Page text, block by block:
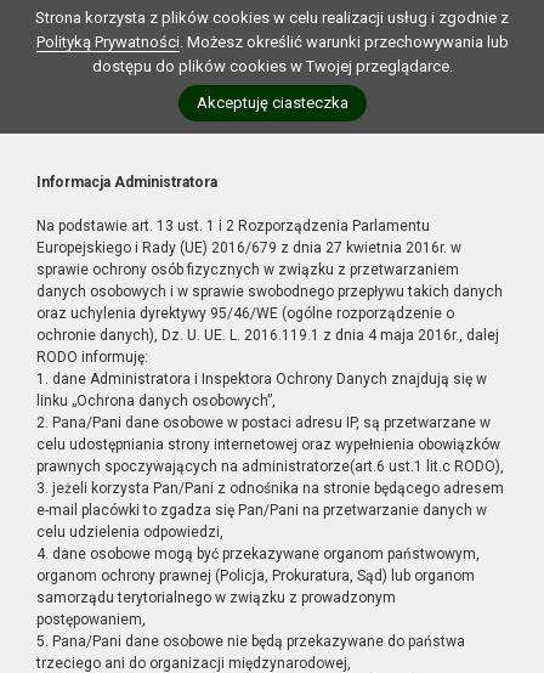
Strona korzysta z plików cookies w celu realizacji usług i zgodnie z
Polityką Prywatności. Możesz określić warunki przechowywania lub
dostępu do plików cookies w Twojej przeglądarce.
Akceptuję ciasteczka
Informacja Administratora
Na podstawie art. 13 ust. 1 i 2 Rozporządzenia Parlamentu
Europejskiego i Rady (UE) 2016/679 z dnia 27 kwietnia 2016r. w
sprawie ochrony osób fizycznych w związku z przetwarzaniem
danych osobowych i w sprawie swobodnego przepływu takich danych
oraz uchylenia dyrektywy 95/46/WE (ogólne rozporządzenie o
ochronie danych), Dz. U. UE. L. 2016.119.1 z dnia 4 maja 2016r., dalej
RODO informuję:
1. dane Administratora i Inspektora Ochrony Danych znajdują się w
linku „Ochrona danych osobowych”,
2. Pana/Pani dane osobowe w postaci adresu IP, są przetwarzane w
celu udostępniania strony internetowej oraz wypełnienia obowiązków
prawnych spoczywających na administratorze(art.6 ust.1 lit.c RODO),
3. jeżeli korzysta Pan/Pani z odnośnika na stronie będącego adresem
e-mail placówki to zgadza się Pan/Pani na przetwarzanie danych w
celu udzielenia odpowiedzi,
4. dane osobowe mogą być przekazywane organom państwowym,
organom ochrony prawnej (Policja, Prokuratura, Sąd) lub organom
samorządu terytorialnego w związku z prowadzonym
postępowaniem,
5. Pana/Pani dane osobowe nie będą przekazywane do państwa
trzeciego ani do organizacji międzynarodowej,